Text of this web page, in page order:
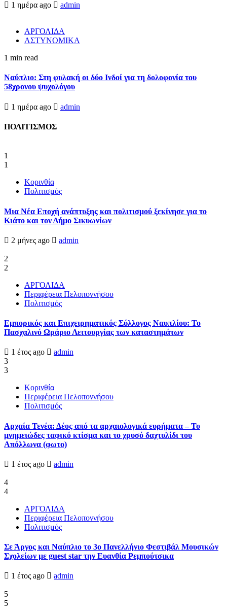
1 ημέρα ago admin
ΑΡΓΟΛΙΔΑ
ΑΣΤΥΝΟΜΙΚΑ
1 min read
Ναύπλιο: Στη φυλακή οι δύο Ινδοί για τη δολοφονία του
58χρονου ψυχολόγου
1 ημέρα ago admin
ΠΟΛΙΤΙΣΜΟΣ
1
1
Κορινθία
Πολιτισμός
Μια Νέα Εποχή ανάπτυξης και πολιτισμού ξεκίνησε για το
Κιάτο και τον Δήμο Σικυωνίων
2 μήνες ago admin
2
2
ΑΡΓΟΛΙΔΑ
Περιφέρεια Πελοποννήσου
Πολιτισμός
Εμπορικός και Επιχειρηματικός Σύλλογος Ναυπλίου: Το
Πασχαλινό Ωράριο Λειτουργίας των καταστημάτων
1 έτος ago
admin
3
3
Κορινθία
Περιφέρεια Πελοποννήσου
Πολιτισμός
Αρχαία Τενέα: Δέος από τα αρχαιολογικά ευρήματα – Το
μνημειώδες ταφικό κτίσμα και το χρυσό δαχτυλίδι του
Απόλλωνα (φωτο)
1 έτος ago admin
4
4
ΑΡΓΟΛΙΔΑ
Περιφέρεια Πελοποννήσου
Πολιτισμός
Σε Άργος και Ναύπλιο το 3ο Πανελλήνιο Φεστιβάλ Μουσικών
Σχολείων με guest star την Ευανθία Ρεμπούτσικα
1 έτος ago admin
5
5